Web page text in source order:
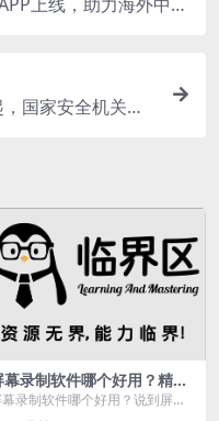
国家安全机关提
幕录制软件哪个好用？精选
款软件，满足多样需求
幕录制软件哪个好用？说到屏幕
制，相信大家都不会陌生，因为